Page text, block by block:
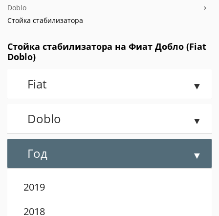
Doblo
Стойка стабилизатора
Стойка стабилизатора на Фиат Добло (Fiat
Doblo)
Fiat
Doblo
Год
2019
2018